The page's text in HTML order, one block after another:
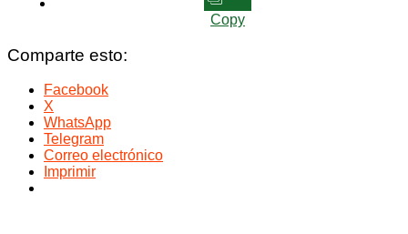
Copy
Comparte esto:
Facebook
X
WhatsApp
Telegram
Correo electrónico
Imprimir